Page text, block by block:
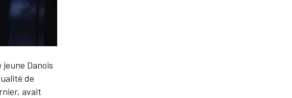
jeune Danois
de
avait